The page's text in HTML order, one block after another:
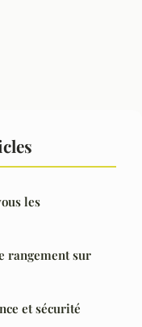
les
rangement sur
et sécurité